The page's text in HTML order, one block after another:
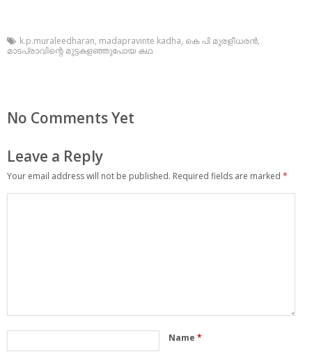
k.p.muraleedharan, madapravinte kadha, കെ പി മുരളീധരന്‍,
മാടപ്രാവിന്റെ മുട്ടകളഞ്ഞുപോയ കഥ
No Comments Yet
Leave a Reply
Your email address will not be published. Required fields are marked *
Name *